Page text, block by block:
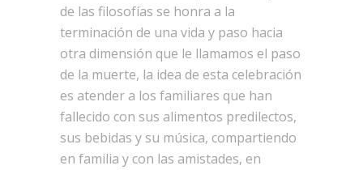
de las filosofías se honra a la
terminación de una vida y paso hacia
otra dimensión que le llamamos el paso
de la muerte, la idea de esta celebración
es atender a los familiares que han
fallecido con sus alimentos predilectos,
sus bebidas y su música, compartiendo
en familia y con las amistades, en